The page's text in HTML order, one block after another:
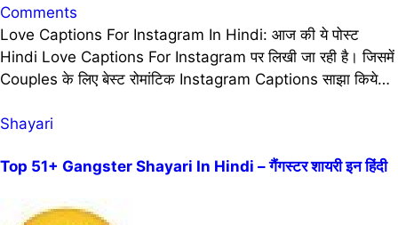
Comments
Love Captions For Instagram In Hindi: आज की ये पोस्ट
Hindi Love Captions For Instagram पर लिखी जा रही है। जिसमें
Couples के लिए बेस्ट रोमांटिक Instagram Captions साझा किये…
Shayari
Top 51+ Gangster Shayari In Hindi – गैंगस्टर शायरी इन हिंदी